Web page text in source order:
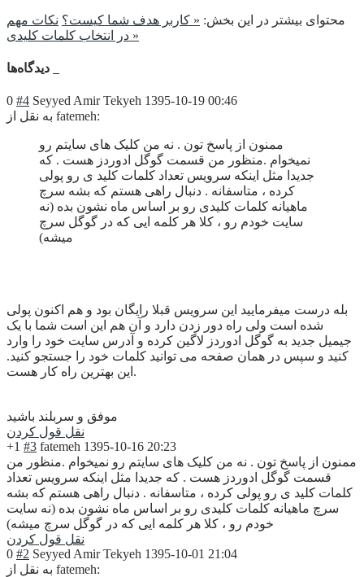
محتوای بیشتر در این بخش: « کاربر هدف شما کیست؟ نکات مهم
در انتخاب کلمات کلیدی »
0 #4 Seyyed Amir Tekyeh 1395-10-19 00:46
به نقل از fatemeh:
ممنون از پاسخ تون . نه من کلیک های سایتم رو
نمیخوام .منظور من قسمت گوگل ادوردز هست . که
جدیدا مثل اینکه سرویس تعداد کلمات کلید ی رو پولی
کرده ، متاسفانه . دنبال راهی هستم که بشه سرچ
ماهیانه کلمات کلیدی رو بر اساس ماه نشون بده (نه
سایت خودم رو ، کلا هر کلمه ایی که در گوگل سرچ
میشه)
بله درست میفرمایید این سرویس قبلا رایگان بود و هم اکنون پولی
شده است ولی راه دور زدن دارد و آن هم این است شما با یک
جیمیل جدید به گوگل ادوردز لاگین کرده و آدرس سایت خود را وارد
کنید و سپس در همان صفحه می توانید کلمات خود را جستجو کنید.
این بهترین راه کار هست.
موفق و سربلند باشید
نقل قول کردن
+1 #3 fatemeh 1395-10-16 20:23
ممنون از پاسخ تون . نه من کلیک های سایتم رو نمیخوام .منظور من
قسمت گوگل ادوردز هست . که جدیدا مثل اینکه سرویس تعداد
کلمات کلید ی رو پولی کرده ، متاسفانه . دنبال راهی هستم که بشه
سرچ ماهیانه کلمات کلیدی رو بر اساس ماه نشون بده (نه سایت
خودم رو ، کلا هر کلمه ایی که در گوگل سرچ میشه)
نقل قول کردن
0 #2 Seyyed Amir Tekyeh 1395-10-01 21:04
به نقل از fatemeh: